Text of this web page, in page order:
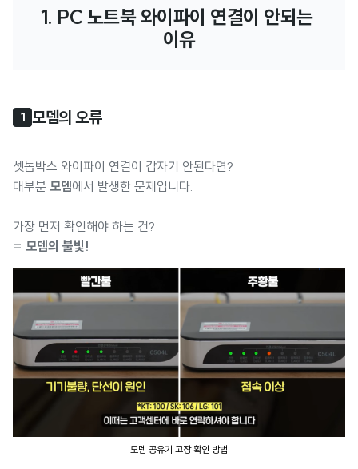
1. PC 노트북 와이파이 연결이 안되는
이유
1 모뎀의 오류
셋톱박스 와이파이 연결이 갑자기 안된다면?
대부분 모뎀에서 발생한 문제입니다.
가장 먼저 확인해야 하는 건?
= 모뎀의 불빛!
모뎀 공유기 고장 확인 방법